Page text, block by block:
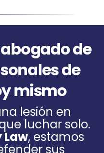
de
de
mismo
lesión en
luchar solo.
Law, estamos
sus